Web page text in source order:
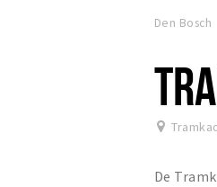
Den Bosch
De